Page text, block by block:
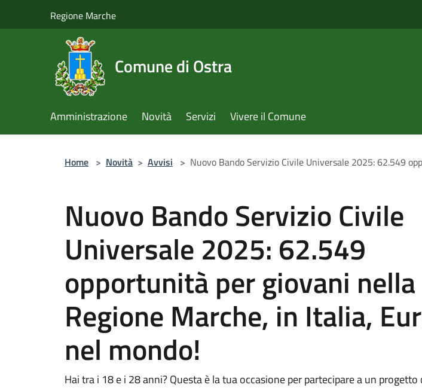
Regione Marche
Comune di Ostra
Amministrazione Novità Servizi Vivere il Comune
Home > Novità > Avvisi > Nuovo Bando Servizio Civile Universale 2025: 62.549
Nuovo Bando Servizio Civile
Universale 2025: 62.549
opportunità per giovani nella
Regione Marche, in Italia,
nel mondo!
Hai tra i 18 e i 28 anni? Questa è la tua occasione per partecipare a un